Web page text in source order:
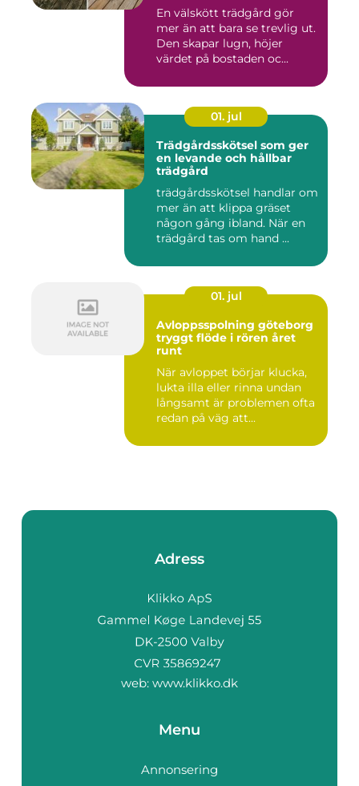
En välskött trädgård gör
mer än att bara se trevlig ut.
Den skapar lugn, höjer
värdet på bostaden oc...
01. jul
Trädgårdsskötsel som ger
en levande och hållbar
trädgård
trädgårdsskötsel handlar om
mer än att klippa gräset
någon gång ibland. När en
trädgård tas om hand ...
01. jul
Avloppsspolning göteborg
tryggt flöde i rören året
runt
När avloppet börjar klucka,
lukta illa eller rinna undan
långsamt är problemen ofta
redan på väg att...
Adress
web: www.klikko.dk
Menu
Annonsering